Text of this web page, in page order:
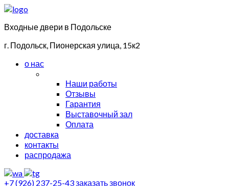
Входные двери в Подольске
г. Подольск, Пионерская улица, 15к2
о нас
Наши работы
Отзывы
Гарантия
Выставочный зал
Оплата
доставка
контакты
распродажа
+7 (926) 237-25-43заказать звонок